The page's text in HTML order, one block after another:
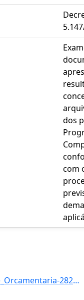
dos
com
11254: Ano-2008-Esfera-10-Unidade_Orcamentaria-28203-Funcao-22-SubFuncao-664-Programa-0393-Acao-2029-Locali]